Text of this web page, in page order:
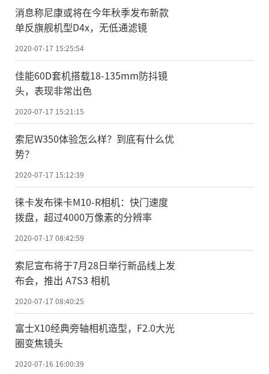
消息称尼康或将在今年秋季发布新款
单反旗舰机型D4x，无低通滤镜
2020-07-17 15:25:54
佳能60D套机搭载18-135mm防抖镜
头，表现非常出色
2020-07-17 15:21:15
索尼W350体验怎么样？到底有什么优
势？
2020-07-17 15:12:39
徕卡发布徕卡M10-R相机：快门速度
拨盘，超过4000万像素的分辨率
2020-07-17 08:42:59
索尼宣布将于7月28日举行新品线上发
布会，推出 A7S3 相机
2020-07-17 08:40:25
富士X10经典旁轴相机造型，F2.0大光
圈变焦镜头
2020-07-16 16:00:39